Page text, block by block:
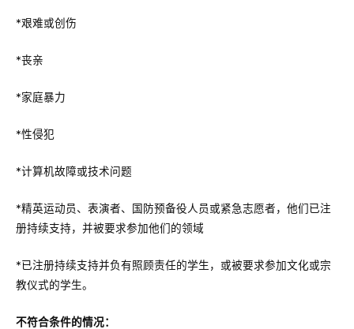
*艰难或创伤
*丧亲
*家庭暴力
*性侵犯
*计算机故障或技术问题
*精英运动员、表演者、国防预备役人员或紧急志愿者，他们已注
册持续支持，并被要求参加他们的领域
*已注册持续支持并负有照顾责任的学生，或被要求参加文化或宗
教仪式的学生。
不符合条件的情况：